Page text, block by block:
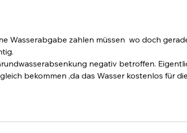
Wasserabgabe zahlen müssen  wo doch
negativ betroffen.
bekommen ,da das Wasser kostenlos für die